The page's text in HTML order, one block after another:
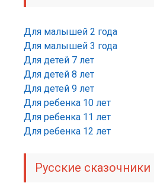
Для малышей 2 года
Для малышей 3 года
Для детей 7 лет
Для детей 8 лет
Для детей 9 лет
Для ребенка 10 лет
Для ребенка 11 лет
Для ребенка 12 лет
Русские сказочники